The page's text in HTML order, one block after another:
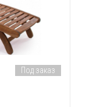
Под заказ